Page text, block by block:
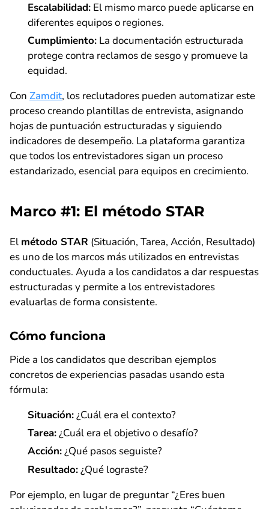
Escalabilidad: El mismo marco puede aplicarse en
diferentes equipos o regiones.
Cumplimiento: La documentación estructurada
protege contra reclamos de sesgo y promueve la
equidad.
Con Zamdit, los reclutadores pueden automatizar este
proceso creando plantillas de entrevista, asignando
hojas de puntuación estructuradas y siguiendo
indicadores de desempeño. La plataforma garantiza
que todos los entrevistadores sigan un proceso
estandarizado, esencial para equipos en crecimiento.
Marco #1: El método STAR
El método STAR (Situación, Tarea, Acción, Resultado)
es uno de los marcos más utilizados en entrevistas
conductuales. Ayuda a los candidatos a dar respuestas
estructuradas y permite a los entrevistadores
evaluarlas de forma consistente.
Cómo funciona
Pide a los candidatos que describan ejemplos
concretos de experiencias pasadas usando esta
fórmula:
Situación:¿Cuál era el contexto?
Tarea:¿Cuál era el objetivo o desafío?
Acción:¿Qué pasos seguiste?
Resultado:¿Qué lograste?
Por ejemplo, en lugar de preguntar “¿Eres buen